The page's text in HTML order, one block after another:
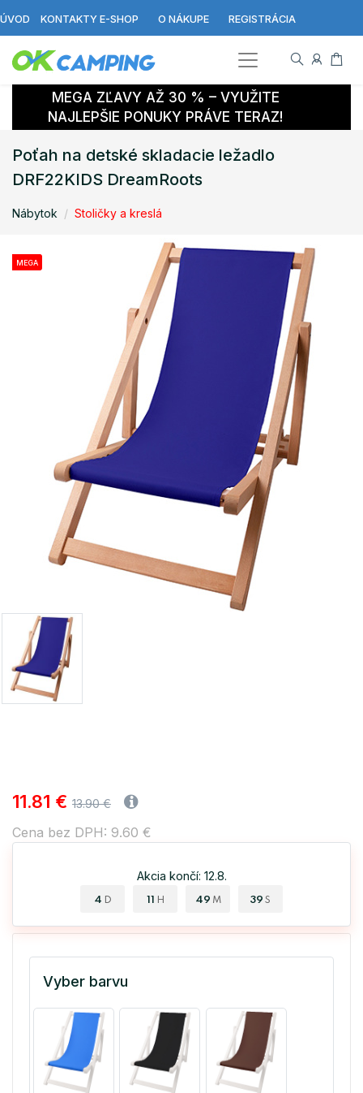
ÚVOD KONTAKTY E-SHOP O NÁKUPE REGISTRÁCIA
MEGA ZĽAVY AŽ 30 % – VYUŽITE
NAJLEPŠIE PONUKY PRÁVE TERAZ!
Poťah na detské skladacie ležadlo
DRF22KIDS DreamRoots
Nábytok Stoličky a kreslá
MEGA
11.81 € 13.90 €
Cena bez DPH: 9.60 €
Akcia končí: 12.8.
4 D 11 H 49 M 38 S
Vyber barvu